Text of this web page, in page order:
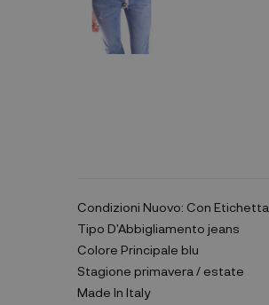
Condizioni Nuovo: Con Etichetta
Tipo D'Abbigliamento jeans
Colore Principale blu
Stagione primavera / estate
Made In Italy